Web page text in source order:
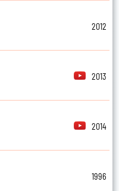
2012
2013
2014
1996